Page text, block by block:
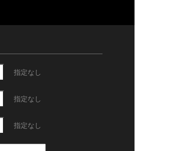
指定なし
指定なし
指定なし